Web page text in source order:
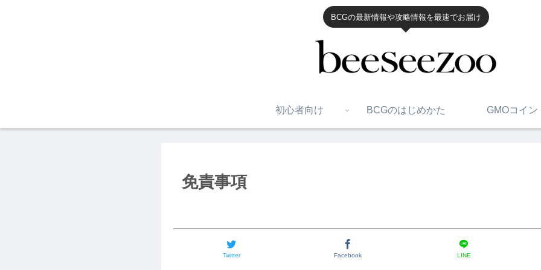
BCGの最新情報や攻略情報を最速でお届け
初心者向け BCGのはじめかた GMOコイン
免責事項
Twitter Facebook LINE